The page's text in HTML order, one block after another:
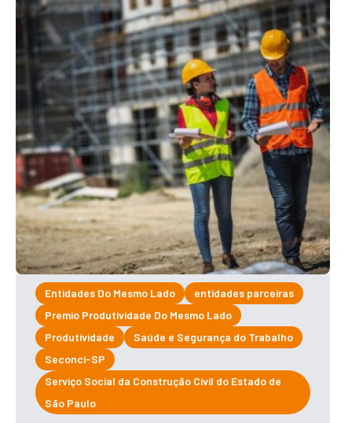
Entidades Do Mesmo Lado
entidades parceiras
Premio Produtividade Do Mesmo Lado
Produtividade
Saúde e Segurança do Trabalho
Seconci-SP
Serviço Social da Construção Civil do Estado de
São Paulo